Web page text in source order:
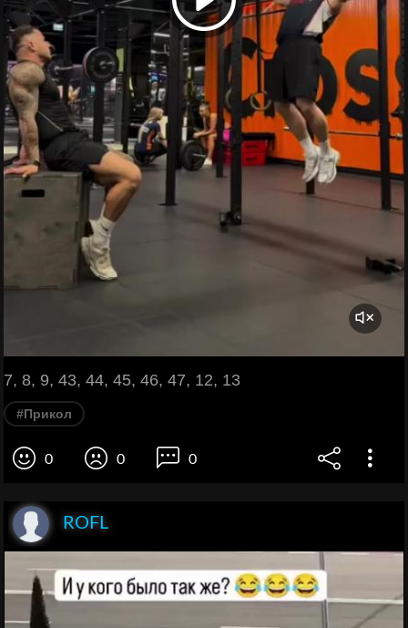
7, 8, 9, 43, 44, 45, 46, 47, 12, 13
#Прикол
0 0 0
ROFL